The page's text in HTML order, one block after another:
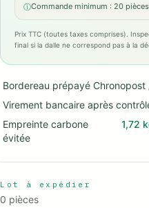
ⓘCommande minimum : 20
Prix TTC (toutes taxes comprises).
final si la dalle ne correspond pas à la
Bordereau prépayé Chronopost
Virement bancaire après
Empreinte carbone
évitée
1,72
Lot à expédier
0 pièces